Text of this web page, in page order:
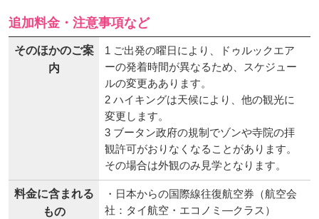
追加料金・注意事項など
そのほかのご案
内
1 ご出発の曜日により、ドゥルックエア
ーの発着時間が異なるため、スケジュー
ルの変更ああります。
2 ハイキングは天候により、他の観光に
変更します。
3 ブータン政府の規制でゾンや寺院の拝
観許可がおりなくなることがあります。
その場合は外観のみ見学となります。
料金に含まれる
もの
・日本からの国際線往復航空券（航空会
社：タイ航空・エコノミ―クラス）